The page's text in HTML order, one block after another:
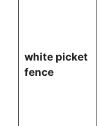
white picket
fence